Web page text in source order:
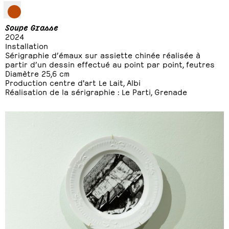
Soupe Grasse
2024
Installation
Sérigraphie d’émaux sur assiette chinée réalisée à
partir d’un dessin effectué au point par point, feutres
Diamètre 25,6 cm
Production centre d'art Le Lait, Albi
Réalisation de la sérigraphie : Le Parti, Grenade